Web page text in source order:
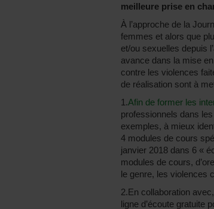
meilleure prise en
À l’approche de la
femmes et alors que
et/ou sexuelles depuis
avance dans la mise
contre les violences
de réalisation sont à
1.Afin de former les
professionnels dans
exemples, à mieux
4 modules de cours
janvier 2018 dans 6 «
modules de cours,
le genre, les violences
2.En collaboration
ligne d’écoute gratuite